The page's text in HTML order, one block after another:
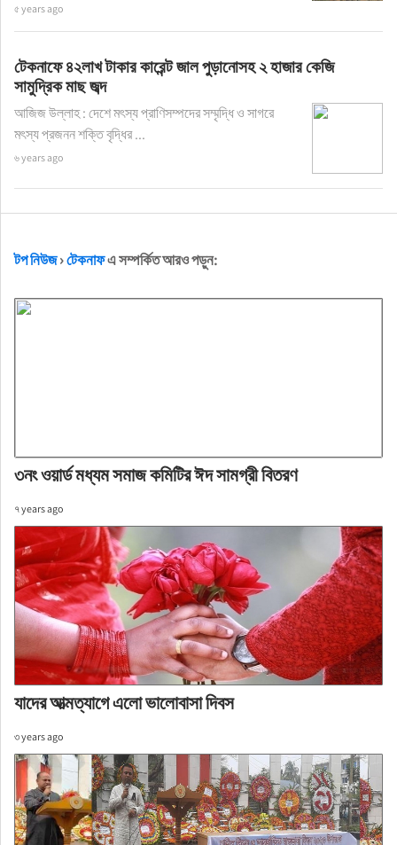
৫ years ago
টেকনাফে ৪২লাখ টাকার কারেন্ট জাল পুড়ানোসহ ২ হাজার কেজি
সামুদ্রিক মাছ জব্দ
আজিজ উল্লাহ : দেশে মৎস্য প্রাণিসম্পদের সম্মৃদ্ধি ও সাগরে
মৎস্য প্রজনন শক্তি বৃদ্ধির ...
৬ years ago
টপ নিউজ›টেকনাফএ সম্পর্কিত আরও পড়ুন:
৩নং ওয়ার্ড মধ্যম সমাজ কমিটির ঈদ সামগ্রী বিতরণ
৭ years ago
যাদের আত্মত্যাগে এলো ভালোবাসা দিবস
৩ years ago